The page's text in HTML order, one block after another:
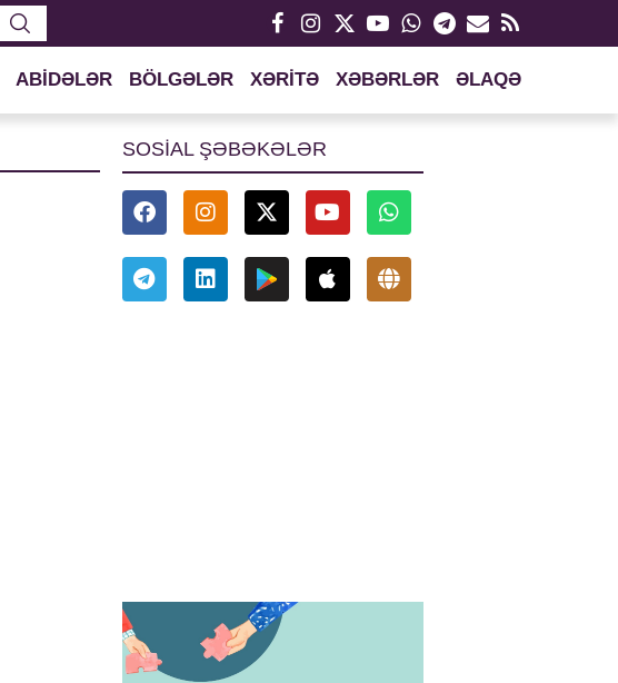
ABİDƏLƏR BÖLGƏLƏR XƏRİTƏ XƏBƏRLƏR ƏLAQƏ
SOSİAL ŞƏBƏKƏLƏR